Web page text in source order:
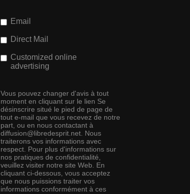
Email
Direct Mail
Customized online
advertising
Vous pouvez changer d'avis à tout
moment en cliquant sur le lien Se
désinscrire situé le pied de page de
tout e-mail que vous recevez de notre
part, ou en nous contactant à
diffusion@libredesprit.net. Nous
traiterons vos informations avec
respect. Pour plus d'informations sur
nos pratiques de confidentialité,
veuillez visiter notre site Web. En
cliquant ci-dessous, vous acceptez
que nous puissions traiter vos
informations conformément à ces